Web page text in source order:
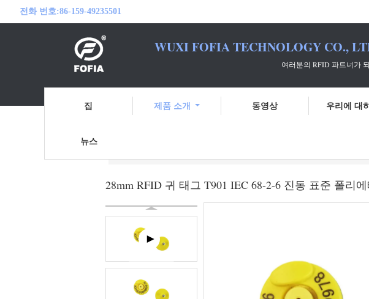
전화 번호:86-159-49235501
WUXI FOFIA TECHNOLOGY CO.,
여러분의 RFID 파트너가 되세
집 제품 소개 동영상 우리에 대
뉴스
28mm RFID 귀 태그 T901 IEC 68-2-6 진동 표준 폴리